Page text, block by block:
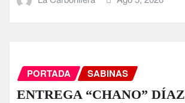
PORTADA SABINAS
ENTREGA “CHANO” DÍAZ